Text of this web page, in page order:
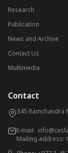
Research
Publication
News and Archive
Contact Us
Multimedia
Contact
345 Ramchandra
E-mail:
Mailing address: